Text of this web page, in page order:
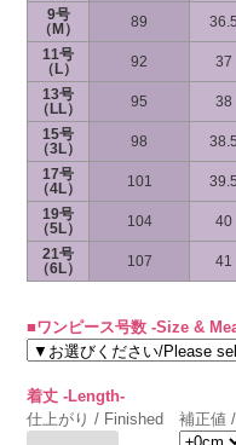
9号
（M）
89 36.5
11号
（L）
92 37
13号
（LL）
95 38
15号
（3L）
98 38.5
17号
（4L）
101 39.5
19号
（5L）
104 40
21号
（6L）
107 41
■ワンピース号数 -Size &
着丈 -Length-
仕上がり / Finished
補正値